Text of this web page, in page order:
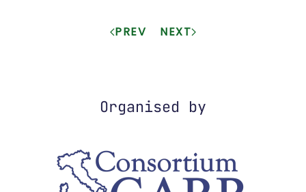
PREV NEXT
Organised by